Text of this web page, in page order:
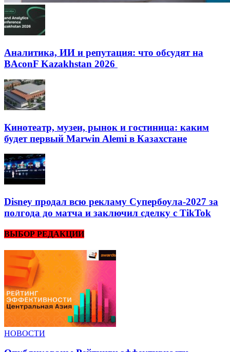
Аналитика, ИИ и репутация: что обсудят на
BAconF Kazakhstan 2026
Кинотеатр, музеи, рынок и гостиница: каким
будет первый Marwin Alemi в Казахстане
Disney продал всю рекламу Супербоула-2027 за
полгода до матча и заключил сделку с TikTok
ВЫБОР РЕДАКЦИИ
НОВОСТИ